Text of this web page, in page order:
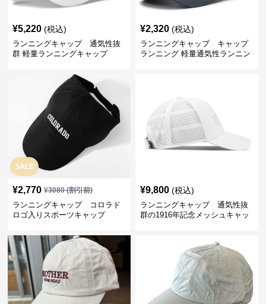
¥5,220 (税込)
ランニングキャップ 通気性抜
群 軽量ランニングキャップ
¥2,320 (税込)
ランニングキャップ キャップ
ランニング 軽量通気性ランニン
SALE
¥2,770 ¥3080(割引前)
ランニングキャップ コロラド
ロゴ入りスポーツキャップ
¥9,800 (税込)
ランニングキャップ 通気性抜
群の1916年記念メッシュキャッ